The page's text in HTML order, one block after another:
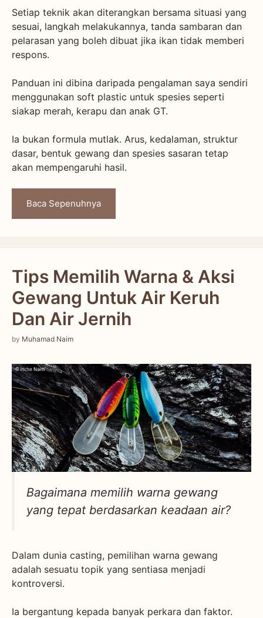
Setiap teknik akan diterangkan bersama situasi yang
sesuai, langkah melakukannya, tanda sambaran dan
pelarasan yang boleh dibuat jika ikan tidak memberi
respons.
Panduan ini dibina daripada pengalaman saya sendiri
menggunakan soft plastic untuk spesies seperti
siakap merah, kerapu dan anak GT.
Ia bukan formula mutlak. Arus, kedalaman, struktur
dasar, bentuk gewang dan spesies sasaran tetap
akan mempengaruhi hasil.
Baca Sepenuhnya
Tips Memilih Warna & Aksi
Gewang Untuk Air Keruh
Dan Air Jernih
by Muhamad Naim
Bagaimana memilih warna gewang
yang tepat berdasarkan keadaan air?
Dalam dunia casting, pemilihan warna gewang
adalah sesuatu topik yang sentiasa menjadi
kontroversi.
Ia bergantung kepada banyak perkara dan faktor.